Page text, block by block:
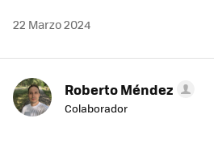
22 Marzo 2024
Roberto Méndez
Colaborador